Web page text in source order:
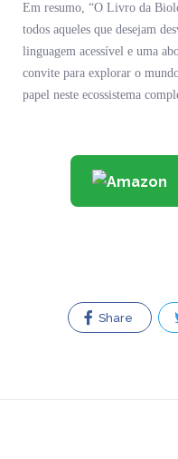
Em resumo, “O Livro da
todos aqueles que desejam
linguagem acessível e uma
convite para explorar o
papel neste ecossistema
Share